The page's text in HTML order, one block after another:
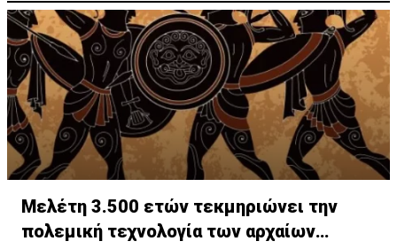
Μελέτη 3.500 ετών τεκμηριώνει την
πολεμική τεχνολογία των αρχαίων